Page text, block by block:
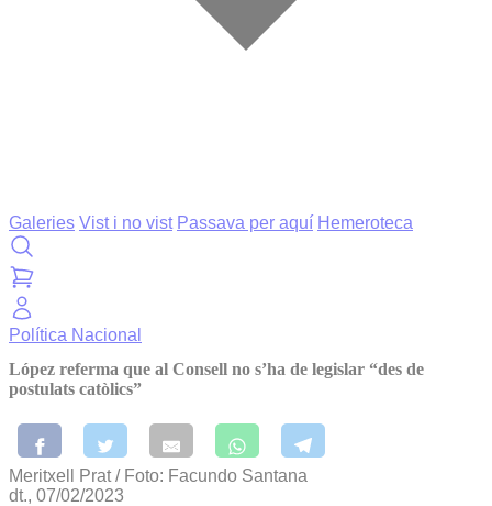
Galeries Vist i no vist Passava per aquí Hemeroteca
Política Nacional
López referma que al Consell no s’ha de legislar “des de
postulats catòlics”
Meritxell Prat / Foto: Facundo Santana
dt., 07/02/2023